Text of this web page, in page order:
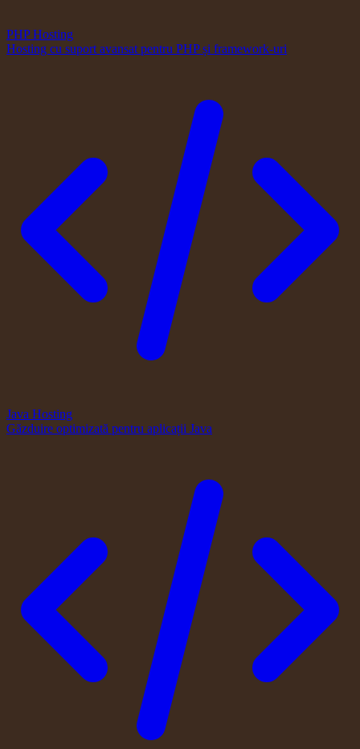
PHP Hosting
Hosting cu suport avansat pentru PHP și framework-uri
Java Hosting
Găzduire optimizată pentru aplicații Java